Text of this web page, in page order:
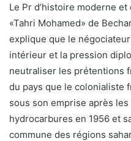
Le Pr d’histoire moderne
«Tahri Mohamed» de
explique que le
intérieur et la pression
neutraliser les prétentions
du pays que le colonialiste
sous son emprise après
hydrocarbures en 1956 et
commune des régions